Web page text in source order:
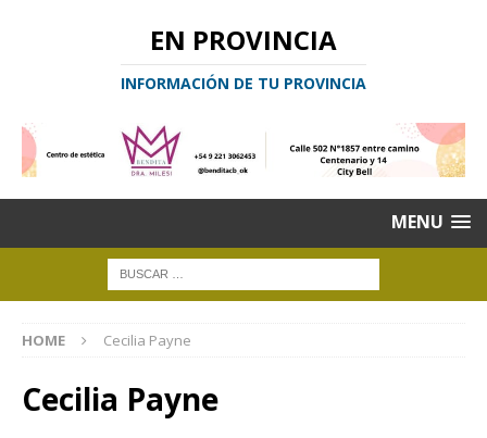
EN PROVINCIA
INFORMACIÓN DE TU PROVINCIA
MENU
HOME Cecilia Payne
Cecilia Payne